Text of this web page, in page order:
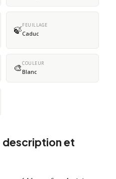
🍃FEUILLAGE
Caduc
🎨COULEUR
Blanc
description et